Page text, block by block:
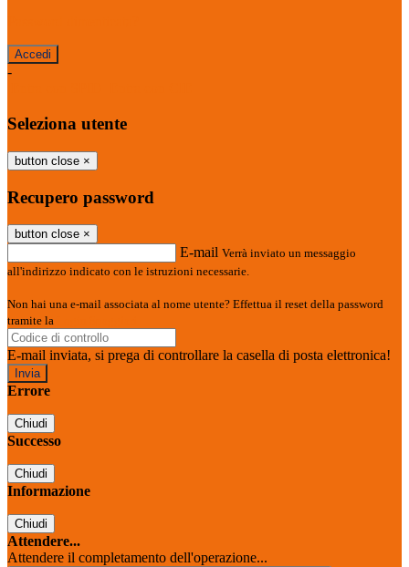
-
Seleziona utente
button close ×
Recupero password
button close ×
E-mail Verrà inviato un messaggio
all'indirizzo indicato con le istruzioni necessarie.
Non hai una e-mail associata al nome utente? Effettua il reset della password
tramite la
E-mail inviata, si prega di controllare la casella di posta elettronica!
Errore
Chiudi
Successo
Chiudi
Informazione
Chiudi
Attendere...
Attendere il completamento dell'operazione...